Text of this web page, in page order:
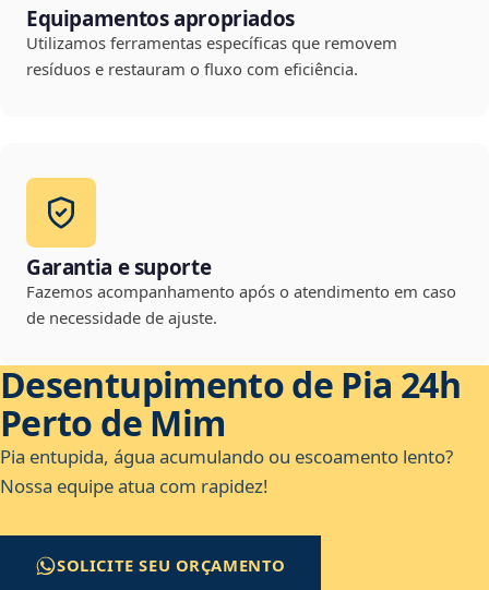
Equipamentos apropriados
Utilizamos ferramentas específicas que removem
resíduos e restauram o fluxo com eficiência.
Garantia e suporte
Fazemos acompanhamento após o atendimento em caso
de necessidade de ajuste.
Desentupimento de Pia 24h
Perto de Mim
Pia entupida, água acumulando ou escoamento lento?
Nossa equipe atua com rapidez!
SOLICITE SEU ORÇAMENTO